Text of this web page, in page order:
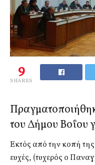
9
SHARES
του Δήμου Βοΐου
Εκτός από την κοπή
ευχές, (τυχερός ο